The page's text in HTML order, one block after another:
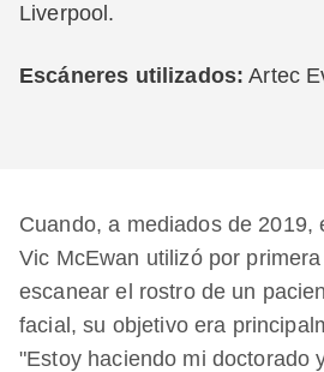
Liverpool.
Escáneres utilizados: Artec
Cuando, a mediados de 2019,
Vic McEwan utilizó por
escanear el rostro de un
facial, su objetivo era
"Estoy haciendo mi doctorado